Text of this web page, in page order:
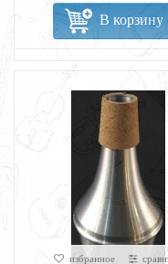
В корзину
избранное